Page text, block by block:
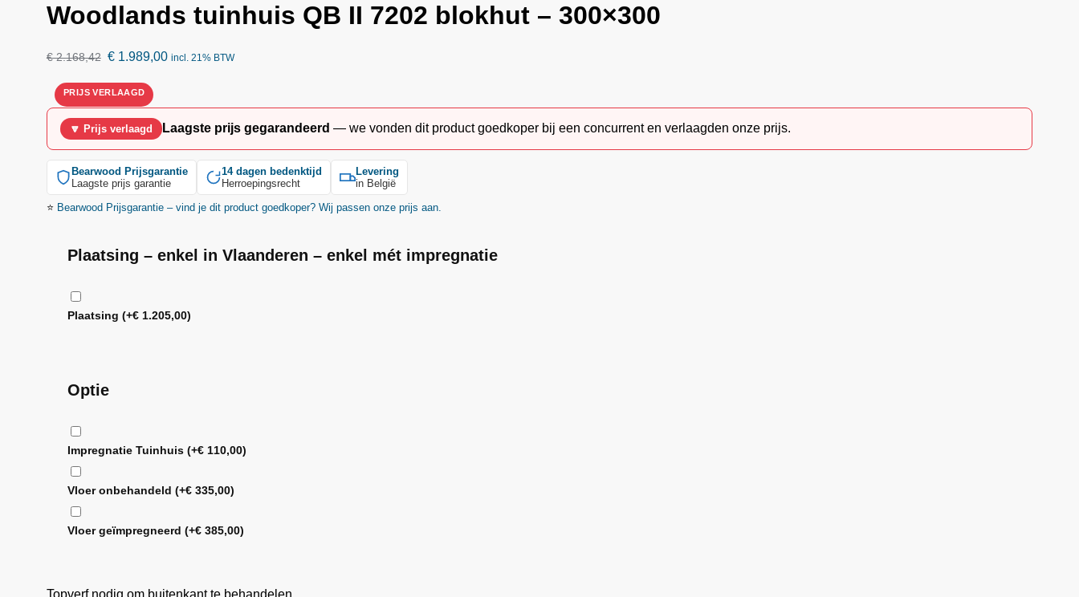
Woodlands tuinhuis QB II 7202 blokhut – 300×300
€2.168,42 €1.989,00 incl. 21% BTW
🔽 Prijs verlaagd Laagste prijs gegarandeerd — we vonden dit product goedkoper bij een concurrent en verlaagden onze prijs.
Bearwood Prijsgarantie
Laagste prijs garantie
14 dagen bedenktijd
Herroepingsrecht
Levering
in België
⭐ BearwoodPrijsgarantie – vind je dit product goedkoper? Wij passen onze prijs aan.
Plaatsing – enkel in Vlaanderen – enkel mét impregnatie
Plaatsing (+€1.205,00)
Optie
Impregnatie Tuinhuis (+€110,00)
Vloer onbehandeld (+€335,00)
Vloer geïmpregneerd (+€385,00)
Topverf nodig om buitenkant te behandelen